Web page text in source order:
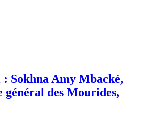
: Sokhna Amy Mbacké,
des Mourides,